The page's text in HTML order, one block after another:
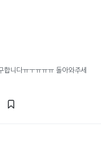
니다ㅠㅜㅠㅠㅠ 돌아와주세